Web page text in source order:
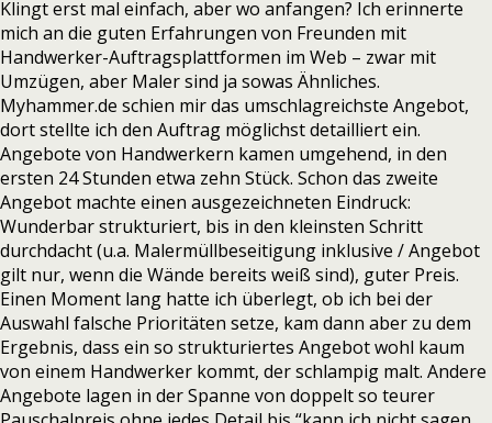
Klingt erst mal einfach, aber wo anfangen? Ich erinnerte
mich an die guten Erfahrungen von Freunden mit
Handwerker-Auftragsplattformen im Web – zwar mit
Umzügen, aber Maler sind ja sowas Ähnliches.
Myhammer.de schien mir das umschlagreichste Angebot,
dort stellte ich den Auftrag möglichst detailliert ein.
Angebote von Handwerkern kamen umgehend, in den
ersten 24 Stunden etwa zehn Stück. Schon das zweite
Angebot machte einen ausgezeichneten Eindruck:
Wunderbar strukturiert, bis in den kleinsten Schritt
durchdacht (u.a. Malermüllbeseitigung inklusive / Angebot
gilt nur, wenn die Wände bereits weiß sind), guter Preis.
Einen Moment lang hatte ich überlegt, ob ich bei der
Auswahl falsche Prioritäten setze, kam dann aber zu dem
Ergebnis, dass ein so strukturiertes Angebot wohl kaum
von einem Handwerker kommt, der schlampig malt. Andere
Angebote lagen in der Spanne von doppelt so teurer